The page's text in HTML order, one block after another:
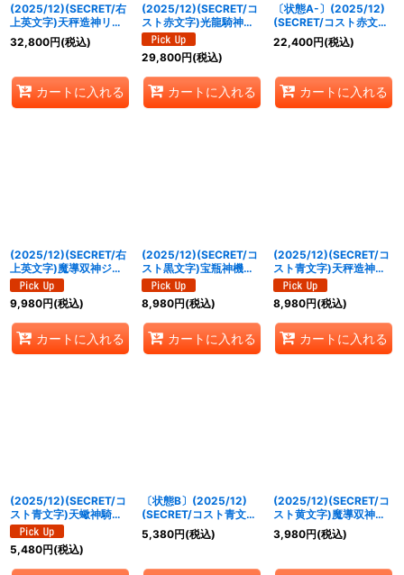
(2025/12)(SECRET/右
上英文字)天秤造神リブ
ラ・ゴレムXV【XV-
SEC】{BSC49-XV12}
32,800円(税込)
カートに入れる
(2025/12)(SECRET/コ
スト赤文字)光龍騎神サ
ジット・アポロドラゴン
XV【XV-SEC】
{BSC49-XV02}《赤》
29,800円(税込)
カートに入れる
〔状態A-〕(2025/12)
(SECRET/コスト赤文字)
光龍騎神サジット・アポ
ロドラゴンXV【XV-
《赤》
22,400円(税込)
カートに入れる
(2025/12)(SECRET/右
上英文字)魔導双神ジェ
ミナイズXV【XV-
SEC】{BSC49-XV10}
《黄》
9,980円(税込)
カートに入れる
(2025/12)(SECRET/コ
スト黒文字)宝瓶神機ア
クア・エリシオン
XV【XV-SEC】
{BSC49-XV07}《白》
8,980円(税込)
カートに入れる
(2025/12)(SECRET/コ
スト青文字)天秤造神リ
ブラ・ゴレムXV【XV-
SEC】{BSC49-XV12}
《青》
8,980円(税込)
カートに入れる
(2025/12)(SECRET/コ
スト青文字)天蠍神騎ス
コル・スピアXV【XV-
SEC】{BSC49-XV11}
《青》
5,480円(税込)
〔状態B〕(2025/12)
(SECRET/コスト青文字)
天秤造神リブラ・ゴレム
XV【XV-SEC】
5,380円(税込)
(2025/12)(SECRET/コ
スト黄文字)魔導双神ジ
ェミナイズXV【XV-
SEC】{BSC49-XV10}
3,980円(税込)